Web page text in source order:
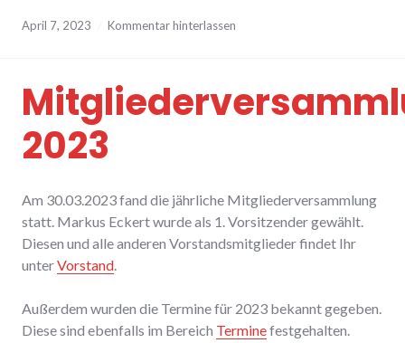
April 7, 2023 Kommentar hinterlassen
2023
Am 30.03.2023 fand die jährliche Mitgliederversammlung
statt. Markus Eckert wurde als 1. Vorsitzender gewählt.
Diesen und alle anderen Vorstandsmitglieder findet Ihr
unterVorstand
Außerdem wurden die Termine für 2023 bekannt gegeben.
Diese sind ebenfalls im Bereich Terminefestgehalten.